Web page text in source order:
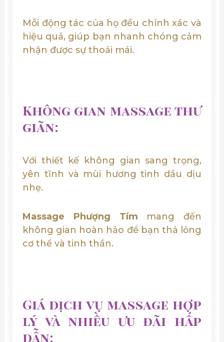
Mỗi động tác của họ đều chính xác và
hiệu quả, giúp bạn nhanh chóng cảm
nhận được sự thoải mái.
Không gian massage thư
giãn:
Với thiết kế không gian sang trọng,
yên tĩnh và mùi hương tinh dầu dịu
nhẹ.
Massage Phượng Tím mang đến
không gian hoàn hảo để bạn thả lỏng
cơ thể và tinh thần.
Giá dịch vụ massage hợp
lý và nhiều ưu đãi hấp
dẫn: